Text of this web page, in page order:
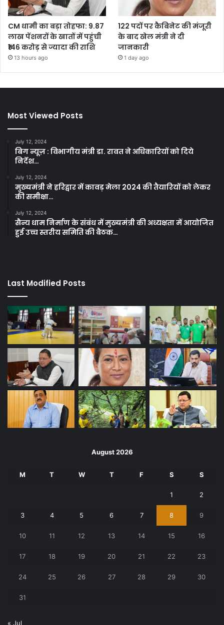
CM धामी का बड़ा तोहफा: 9.87
लाख पेंशनरों के खातों में पहुंची
₹146 करोड़ से ज्यादा की राशि
13 hours ago
122 पदों पर कैबिनेट की मंजूरी
के बाद खेल मंत्री ने दी
जानकारी
1 day ago
Most Viewed Posts
July 12, 2024
बिग न्यूज़ : विभागीय मंत्री डा. रावत ने अधिकारियों को दिये
निर्देश…
July 12, 2024
मुख्यमंत्री ने हरिद्वार में कावड़ मेला 2024 की तैयारियों को लेकर
की समीक्षा…
July 12, 2024
सैन्य धाम निर्माण के संबंध में मुख्यमंत्री की अध्यक्षता में आयोजित
हुई उच्च स्तरीय समिति की बैठक…
Last Modified Posts
August 2026
M T W T F S S
1 2
3 4 5 6 7 8 9
10 11 12 13 14 15 16
17 18 19 20 21 22 23
24 25 26 27 28 29 30
31
« Jul